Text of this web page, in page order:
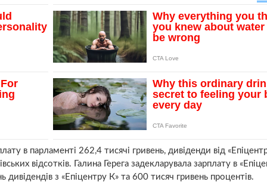
в парламенті 262,4 тисячі гривень, дивіденди від
відсотків. Галина Герега задекларувала зарплату в
з «Епіцентру К» та 600 тисяч гривень процентів.